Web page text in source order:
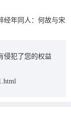
经年同人：何故与宋
侵犯了您的权益